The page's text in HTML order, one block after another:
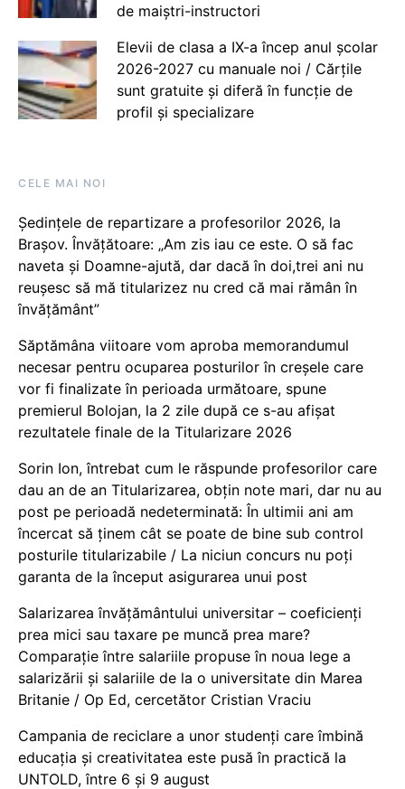
de maiștri-instructori
Elevii de clasa a IX-a încep anul școlar
2026-2027 cu manuale noi / Cărțile
sunt gratuite și diferă în funcție de
profil și specializare
CELE MAI NOI
Ședințele de repartizare a profesorilor 2026, la
Brașov. Învățătoare: „Am zis iau ce este. O să fac
naveta și Doamne-ajută, dar dacă în doi,trei ani nu
reușesc să mă titularizez nu cred că mai rămân în
învățământ”
Săptămâna viitoare vom aproba memorandumul
necesar pentru ocuparea posturilor în creșele care
vor fi finalizate în perioada următoare, spune
premierul Bolojan, la 2 zile după ce s-au afișat
rezultatele finale de la Titularizare 2026
Sorin Ion, întrebat cum le răspunde profesorilor care
dau an de an Titularizarea, obțin note mari, dar nu au
post pe perioadă nedeterminată: În ultimii ani am
încercat să ținem cât se poate de bine sub control
posturile titularizabile / La niciun concurs nu poți
garanta de la început asigurarea unui post
Salarizarea învățământului universitar – coeficienți
prea mici sau taxare pe muncă prea mare?
Comparație între salariile propuse în noua lege a
salarizării și salariile de la o universitate din Marea
Britanie / Op Ed, cercetător Cristian Vraciu
Campania de reciclare a unor studenți care îmbină
educația și creativitatea este pusă în practică la
UNTOLD, între 6 și 9 august